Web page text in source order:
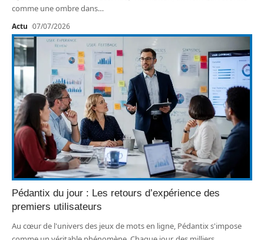
comme une ombre dans…
Actu 07/07/2026
Pédantix du jour : Les retours d’expérience des
premiers utilisateurs
Au cœur de l'univers des jeux de mots en ligne, Pédantix s'impose